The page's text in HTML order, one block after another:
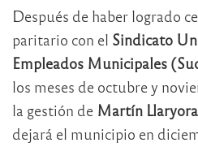
Después de haber logrado
paritario con el Sindicato
Empleados Municipales
los meses de octubre y
la gestión de Martín Llaryora
dejará el municipio en